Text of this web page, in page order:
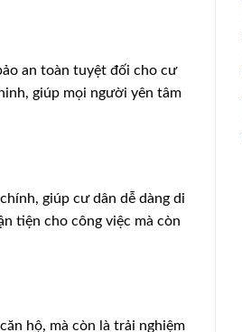
an toàn tuyệt đối cho cư
giúp mọi người yên tâm
giúp cư dân dễ dàng di
tiện cho công việc mà còn
hộ, mà còn là trải nghiệm